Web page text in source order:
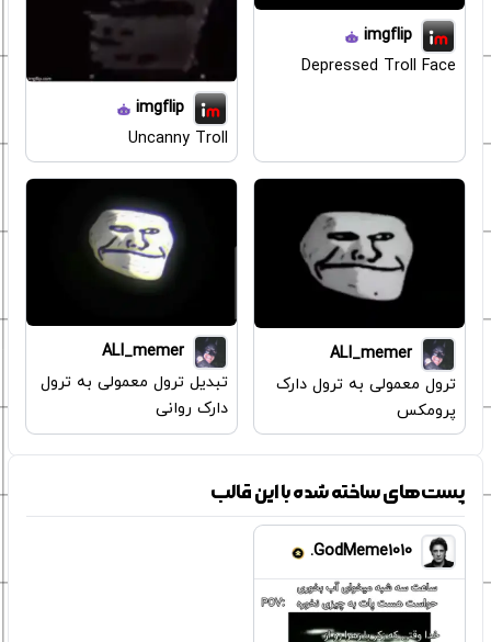
imgflip
Depressed Troll Face
imgflip
Uncanny Troll
ALI_memer
ترول معمولی به ترول دارک
پرومکس
ALI_memer
تبدیل ترول معمولی به ترول
دارک روانی
پست‌های ساخته شده با این قالب
GodMeme1010.